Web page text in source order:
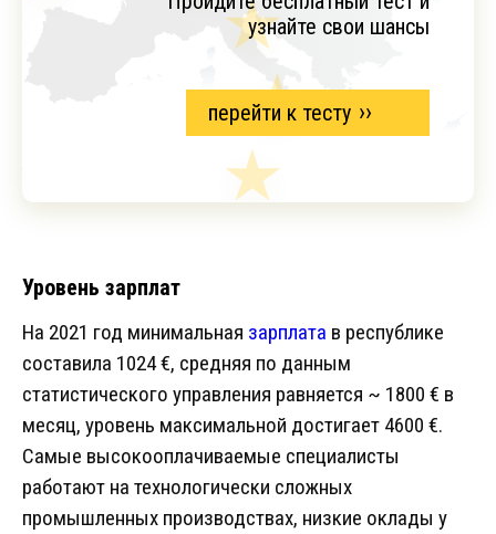
узнайте свои шансы
перейти к тесту
Уровень зарплат
На 2021 год минимальная зарплата в республике
составила 1024 €, средняя по данным
статистического управления равняется ~ 1800 € в
месяц, уровень максимальной достигает 4600 €.
Самые высокооплачиваемые специалисты
работают на технологически сложных
промышленных производствах, низкие оклады у